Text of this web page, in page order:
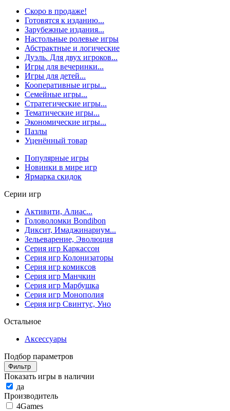
Скоро в продаже!
Готовятся к изданию...
Зарубежные издания...
Настольные ролевые игры
Абстрактные и логические
Дуэль. Для двух игроков...
Игры для вечеринки...
Игры для детей...
Кооперативные игры...
Семейные игры...
Стратегические игры...
Тематические игры...
Экономические игры...
Пазлы
Уценённый товар
Популярные игры
Новинки в мире игр
Ярмарка скидок
Серии игр
Активити, Алиас...
Головоломки Bondibon
Диксит, Имаджинариум...
Зельеварение, Эволюция
Серия игр Каркассон
Серия игр Колонизаторы
Серия игр комиксов
Серия игр Манчкин
Серия игр Марбушка
Серия игр Монополия
Серия игр Свинтус, Уно
Остальное
Аксессуары
Подбор параметров
Фильтр
Показать игры в наличии
да
Производитель
4Games